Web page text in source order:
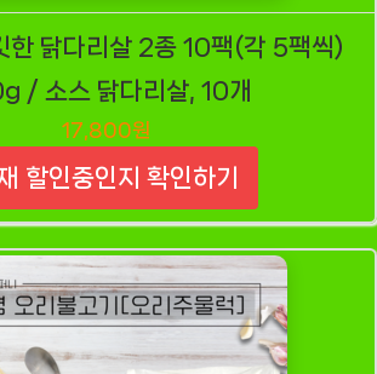
한 닭다리살 2종 10팩(각 5팩씩)
/ 소스 닭다리살, 10개
17,800원
할인중인지 확인하기